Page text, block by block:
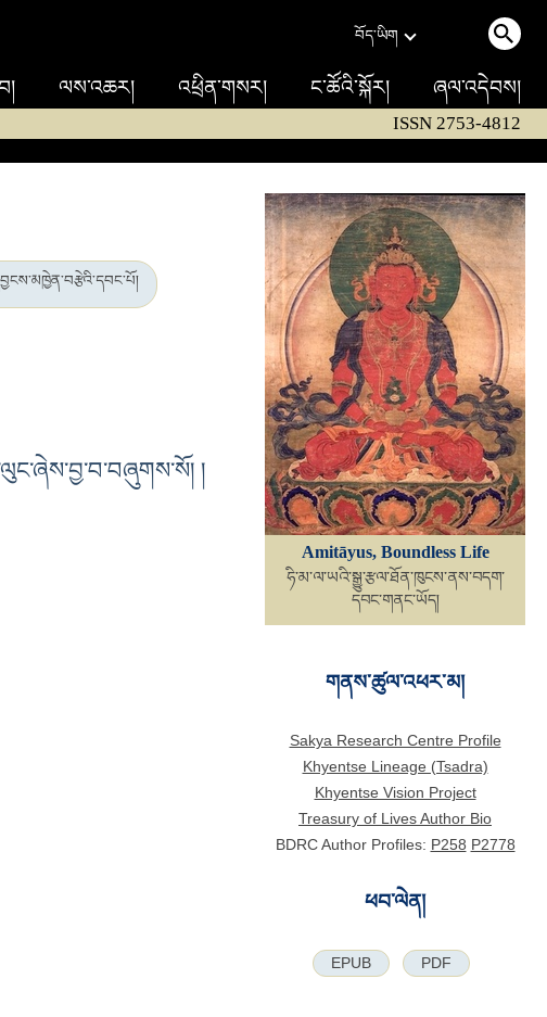
བོད་ཡིག
ལས་འཆར། འཕྲིན་གསར། ང་ཚོའི་སྐོར། ཞལ་འདེབས།
ISSN 2753-4812
།
Amitāyus, Boundless Life
ཧི་མ་ལ་ཡའི་སྒྱུ་རྩལ་ཐོན་ཁུངས་ནས་བདག་
དབང་གནང་ཡོད།
གནས་ཚུལ་འཕར་མ།
Sakya Research Centre Profile
Khyentse Lineage (Tsadra)
Khyentse Vision Project
Treasury of Lives Author Bio
BDRC Author Profiles: P258 P2778
ཕབ་ལེན།
EPUB PDF